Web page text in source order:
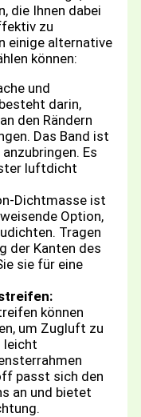
die Ihnen dabei
zu
einige alternative
können:
und
darin,
den Rändern
Das Band ist
Es
luftdicht
Dichtmasse ist
Option,
Tragen
der Kanten des
sie für eine
können
um Zugluft zu
leicht
passt sich den
an und bietet